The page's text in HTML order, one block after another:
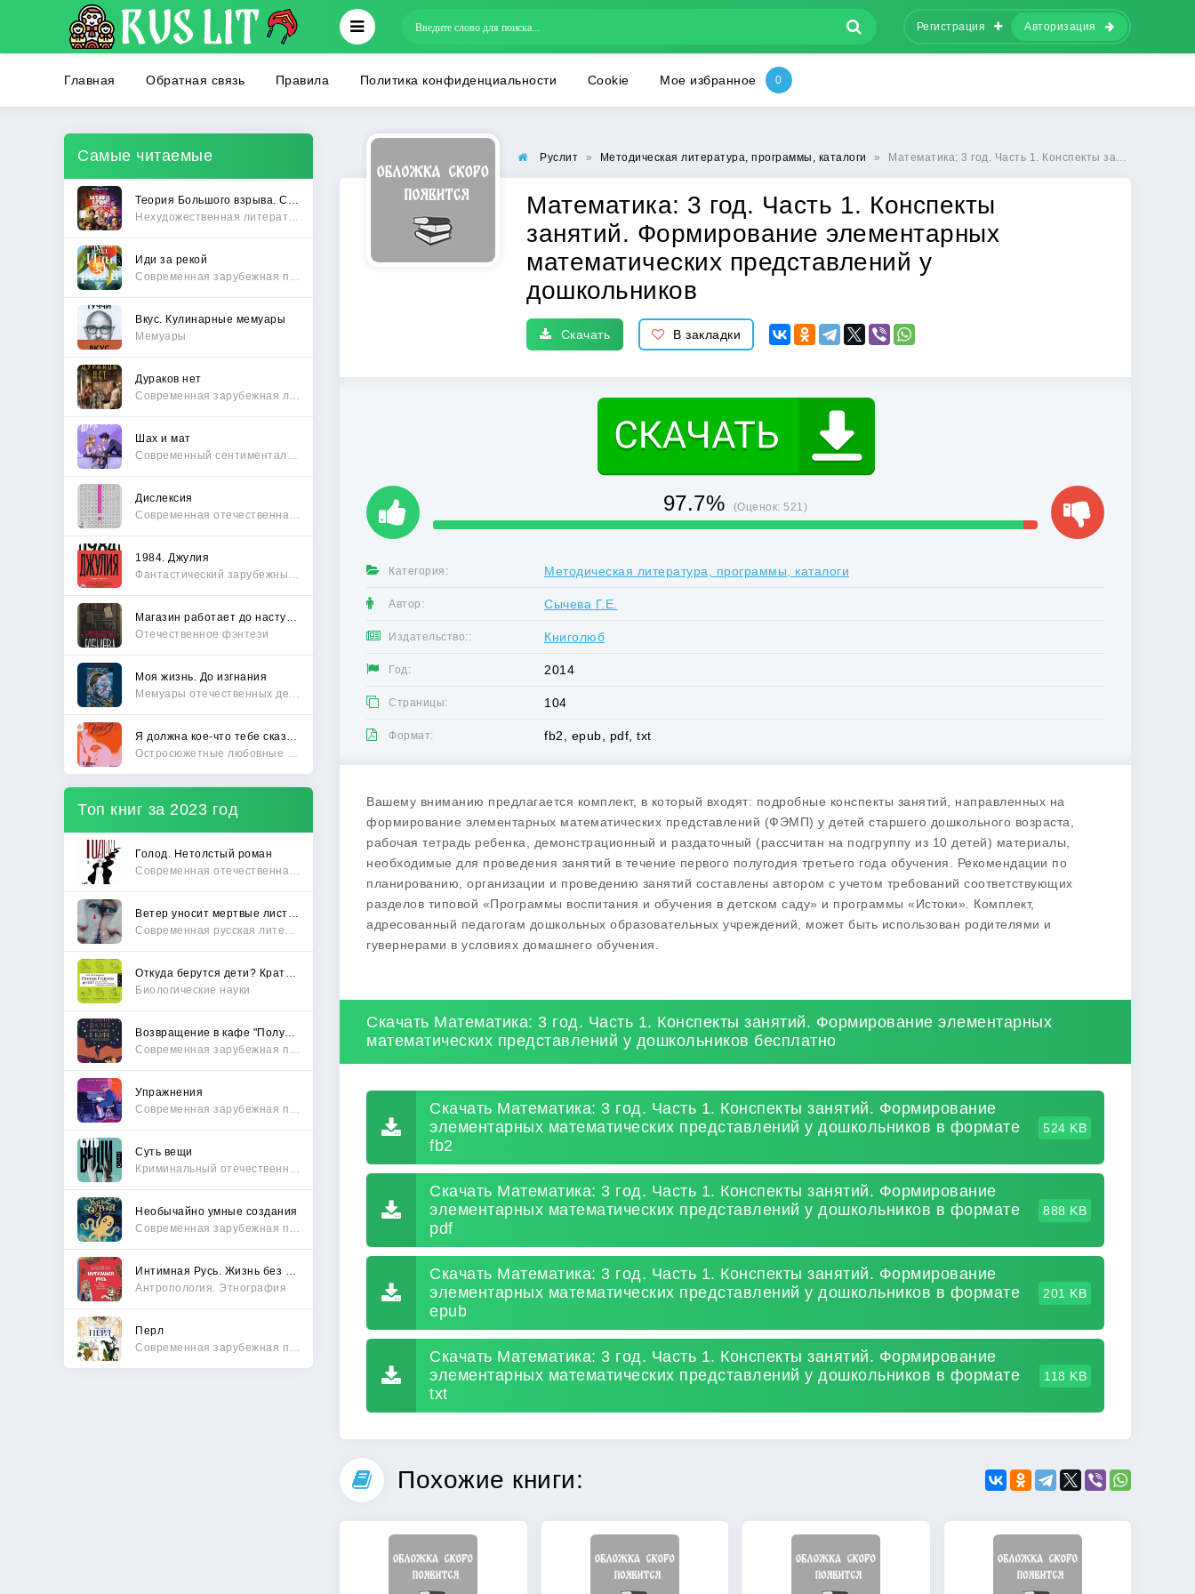
Регистрация Авторизация
Главная Обратная связь Правила Политика конфиденциальности Cookie Мое избранное
Самые читаемые
Иди за рекой
Вкус. Кулинарные мемуары
Мемуары
Дураков нет
Шах и мат
Дислексия
1984. Джулия
Отечественное фэнтези
Моя жизнь. До изгнания
Топ книг за 2023 год
Голод. Нетолстый роман
Биологические науки
Упражнения
Суть вещи
Необычайно умные создания
Антропология. Этнография
Перл
Руслит » Методическая литература, программы, каталоги » Математика: 3 год. Часть 1. Конспекты занятий. Формирование элементарных математических представлений у дошкольников
Математика: 3 год. Часть 1. Конспекты
занятий. Формирование элементарных
математических представлений у
дошкольников
Скачать В закладки
97.7% (Оценок:521)
Категория: Методическая литература, программы, каталоги
Автор: Сычева Г.Е.
Издательство:: Книголюб
Год: 2014
Страницы: 104
Формат: fb2, epub, pdf, txt
Вашему вниманию предлагается комплект, в который входят: подробные конспекты занятий, направленных на
формирование элементарных математических представлений (ФЭМП) у детей старшего дошкольного возраста,
рабочая тетрадь ребенка, демонстрационный и раздаточный (рассчитан на подгруппу из 10 детей) материалы,
необходимые для проведения занятий в течение первого полугодия третьего года обучения. Рекомендации по
планированию, организации и проведению занятий составлены автором с учетом требований соответствующих
разделов типовой «Программы воспитания и обучения в детском саду» и программы «Истоки». Комплект,
адресованный педагогам дошкольных образовательных учреждений, может быть использован родителями и
гувернерами в условиях домашнего обучения.
Скачать Математика: 3 год. Часть 1. Конспекты занятий. Формирование элементарных
математических представлений у дошкольников бесплатно
Скачать Математика: 3 год. Часть 1. Конспекты занятий. Формирование
элементарных математических представлений у дошкольников в формате
fb2
524 KB
Скачать Математика: 3 год. Часть 1. Конспекты занятий. Формирование
элементарных математических представлений у дошкольников в формате
pdf
888 KB
Скачать Математика: 3 год. Часть 1. Конспекты занятий. Формирование
элементарных математических представлений у дошкольников в формате
epub
201 KB
Скачать Математика: 3 год. Часть 1. Конспекты занятий. Формирование
элементарных математических представлений у дошкольников в формате
txt
118 KB
Похожие книги: